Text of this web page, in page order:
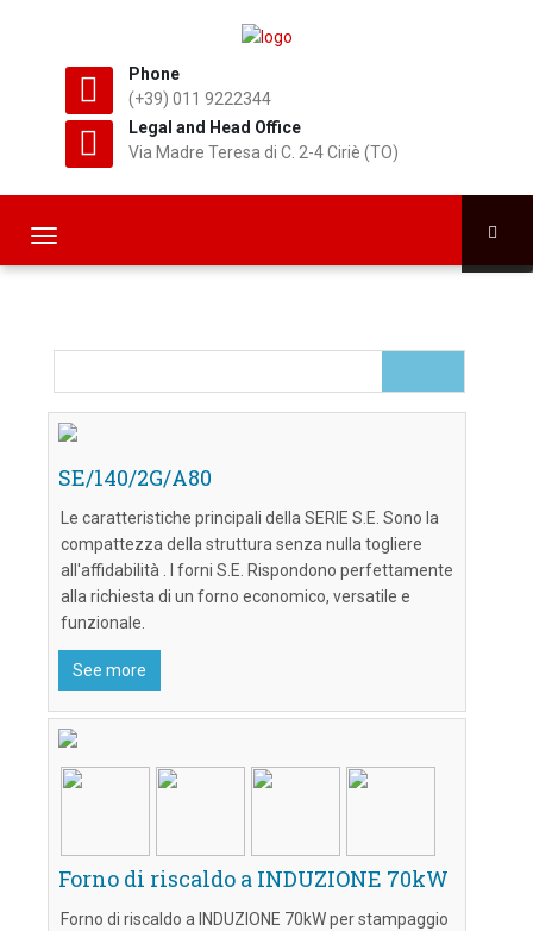
Phone
(+39) 011 9222344
Legal and Head Office
Via Madre Teresa di C. 2-4 Ciriè (TO)
T
o
SE/140/2G/A80
Le caratteristiche principali della SERIE S.E. Sono la
compattezza della struttura senza nulla togliere
all'affidabilità . I forni S.E. Rispondono perfettamente
alla richiesta di un forno economico, versatile e
funzionale.
See more
Forno di riscaldo a INDUZIONE 70kW
Forno di riscaldo a INDUZIONE 70kW per stampaggio